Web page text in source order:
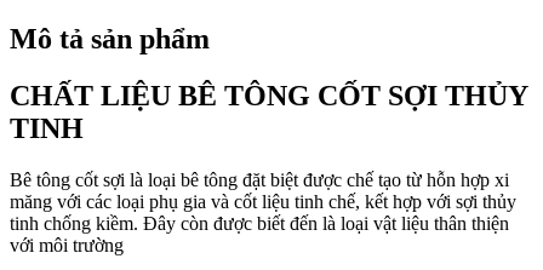
Mô tả sản phẩm
CHẤT LIỆU BÊ TÔNG CỐT SỢI THỦY
TINH
Bê tông cốt sợi là loại bê tông đặt biệt được chế tạo từ hỗn hợp xi
măng với các loại phụ gia và cốt liệu tinh chế, kết hợp với sợi thủy
tinh chống kiềm. Đây còn được biết đến là loại vật liệu thân thiện
với môi trường